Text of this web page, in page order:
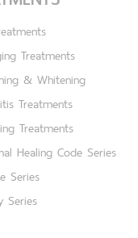
Treatments
& Whitening
Treatments
Treatments
Healing Code Series
Series
Series